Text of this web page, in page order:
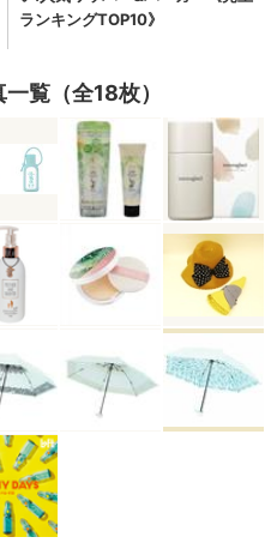
覧（全18枚）